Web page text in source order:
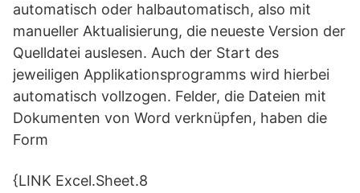
automatisch oder halbautomatisch, also mit
manueller Aktualisierung, die neueste Version der
Quelldatei auslesen. Auch der Start des
jeweiligen Applikationsprogramms wird hierbei
automatisch vollzogen. Felder, die Dateien mit
Dokumenten von Word verknüpfen, haben die
Form
{LINK Excel.Sheet.8